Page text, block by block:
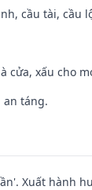
cầu tài, cầu
cửa, xấu cho
an táng.
Xuất hành